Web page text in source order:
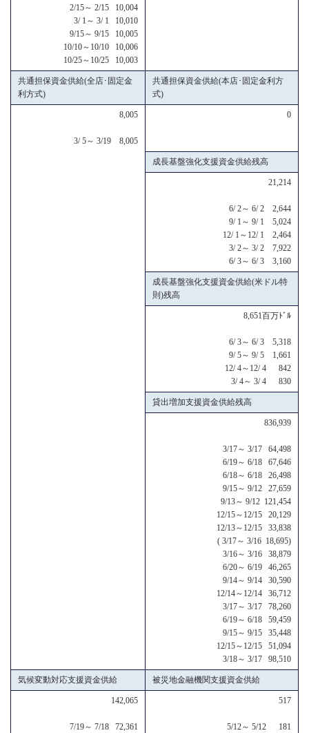
2/15～ 2/15 10,004
3/ 1～ 3/ 1 10,010
9/15～ 9/15 10,005
10/10～10/10 10,006
10/25～10/25 10,003
共通担保資金供給(全店･固定金
利方式)
共通担保資金供給(本店･固定金利方
式)
8,005
3/ 5～ 3/19 8,005
0
成長基盤強化支援資金供給残高
21,214
6/ 2～ 6/ 2 2,644
9/ 1～ 9/ 1 5,024
12/ 1～12/ 1 2,464
3/ 2～ 3/ 2 7,922
6/ 3～ 6/ 3 3,160
成長基盤強化支援資金供給(米ドル特
則)残高
8,651百万ﾄﾞﾙ
6/ 3～ 6/ 3 5,318
9/ 5～ 9/ 5 1,661
12/ 4～12/ 4 842
3/ 4～ 3/ 4 830
貸出増加支援資金供給残高
836,939
3/17～ 3/17 64,498
6/19～ 6/18 67,646
6/18～ 6/18 26,498
9/15～ 9/12 27,659
9/13～ 9/12 121,454
12/15～12/15 20,129
12/13～12/15 33,838
( 3/17～ 3/16 18,695)
3/16～ 3/16 38,879
6/20～ 6/19 46,265
9/14～ 9/14 30,590
12/14～12/14 36,712
3/17～ 3/17 78,260
6/19～ 6/18 59,459
9/15～ 9/15 35,448
12/15～12/15 51,094
3/18～ 3/17 98,510
気候変動対応支援資金供給 被災地金融機関支援資金供給
142,065
7/19～ 7/18 72,361
517
5/12～ 5/12 181